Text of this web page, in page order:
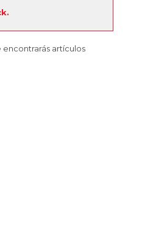
encontrarás artículos